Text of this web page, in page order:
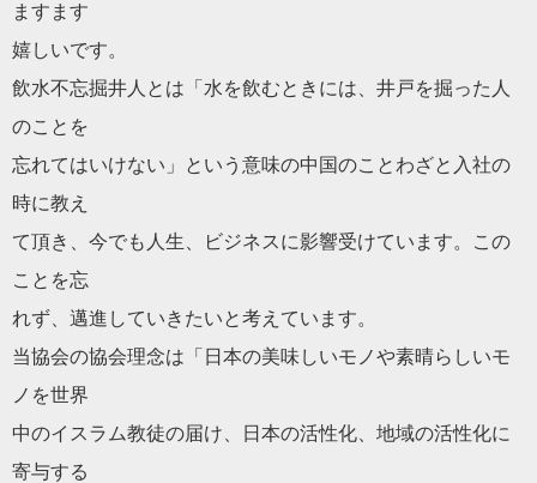
ますます
嬉しいです。
飲水不忘掘井人とは「水を飲むときには、井戸を掘った人
のことを
忘れてはいけない」という意味の中国のことわざと入社の
時に教え
て頂き、今でも人生、ビジネスに影響受けています。この
ことを忘
れず、邁進していきたいと考えています。
当協会の協会理念は「日本の美味しいモノや素晴らしいモ
ノを世界
中のイスラム教徒の届け、日本の活性化、地域の活性化に
寄与する